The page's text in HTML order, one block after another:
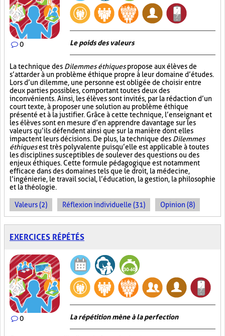
0 Le poids des valeurs
La technique des Dilemmes éthiquespropose aux élèves de
s’attarder à un problème éthique propre à leur domaine d’études.
Lors d’un dilemme, une personne est obligée de choisir entre
deux parties possibles, comportant toutes deux des
inconvénients. Ainsi, les élèves sont invités, par la rédaction d’un
court texte, à proposer une solution au problème éthique
présenté et à la justifier. Grâce à cette technique, l’enseignant et
les élèves sont en mesure d’en apprendre davantage sur les
valeurs qu’ils défendent ainsi que sur la manière dont elles
impactent leurs décisions. De plus, la technique des Dilemmes
éthiquesest très polyvalente puisqu’elle est applicable à toutes
les disciplines susceptibles de soulever des questions ou des
enjeux éthiques. Cette formule pédagogique est notamment
efficace dans des domaines tels que le droit, la médecine,
l’ingénierie, le travail social, l’éducation, la gestion, la philosophie
et la théologie.
Valeurs (2) Réflexion individuelle (31) Opinion (8)
EXERCICES RÉPÉTÉS
0 La répétition mène à la perfection